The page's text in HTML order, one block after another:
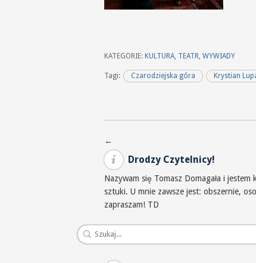
KATEGORIE: KULTURA TEATR WYWIADY
Tagi: Czarodziejska góra Krystian
Nawigacja po wpisach
←
Drodzy Czytelnicy!
Nazywam się Tomasz Domagała i
sztuki. U mnie zawsze jest: obszernie,
zapraszam! TD